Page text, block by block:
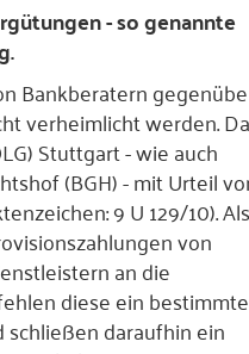
Presse
Kontakt
- so genannte
Bankberatern
verheimlicht werden.
Stuttgart - wie auch
(BGH) - mit Urteil
9 U 129/10). Als
von
an die
diese ein
daraufhin ein